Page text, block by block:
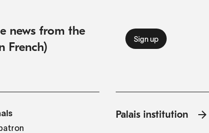
news from the
French)
Palais institution